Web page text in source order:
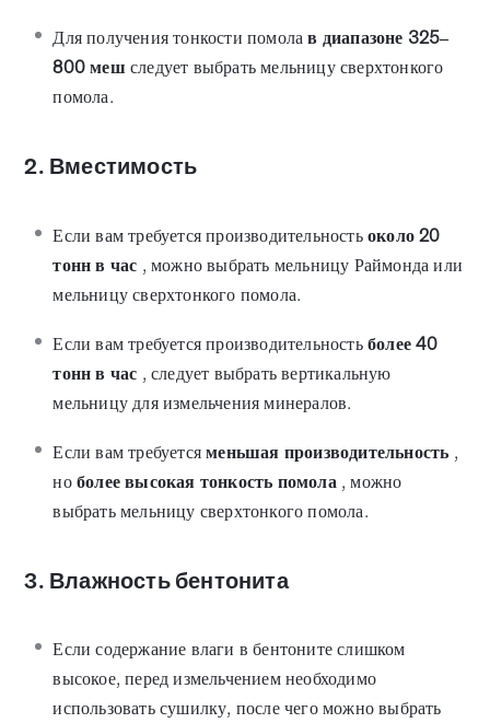
Для получения тонкости помолав диапазоне 325–
800 меш следует выбрать мельницу сверхтонкого
помола.
2. Вместимость
Если вам требуется производительностьоколо 20
тонн в час , можно выбрать мельницу Раймонда или
мельницу сверхтонкого помола.
Если вам требуется производительностьболее 40
тонн в час , следует выбрать вертикальную
мельницу для измельчения минералов.
Если вам требуетсяменьшая производительность ,
ноболее высокая тонкость помола, можно
выбрать мельницу сверхтонкого помола.
3. Влажность бентонита
Если содержание влаги в бентоните слишком
высокое, перед измельчением необходимо
использовать сушилку, после чего можно выбрать